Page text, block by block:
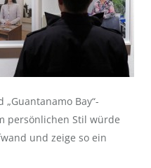
Bay“-
persönlichen Stil würde
und zeige so ein